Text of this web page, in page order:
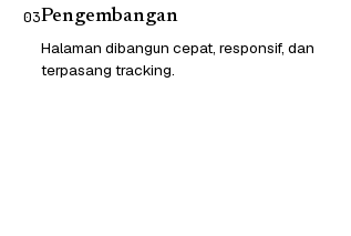
03Pengembangan
Halaman dibangun cepat, responsif, dan
terpasang tracking.